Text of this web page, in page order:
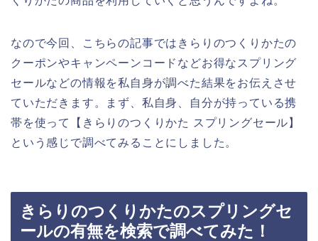
なので今回、こちらの記事ではきらりのつくりかたの
クーポンやキャンペーンコードなどお得なスプリング
セールなどの情報を私自身が調べた結果をお伝えさせ
ていただきます。まず、私自身、自分が持っている携
帯を使って【きらりのつくりかた スプリングセール】
という感じで調べてみることにしました。
きらりのつくりかたのスプリングセ
ールの有無を検索で調べてみた！